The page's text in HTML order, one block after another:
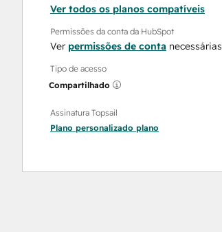
Ver todos os planos compatíveis
Permissões da conta da HubSpot
Ver permissões de conta necessárias
Tipo de acesso
Compartilhado
Assinatura Topsail
Plano personalizado plano